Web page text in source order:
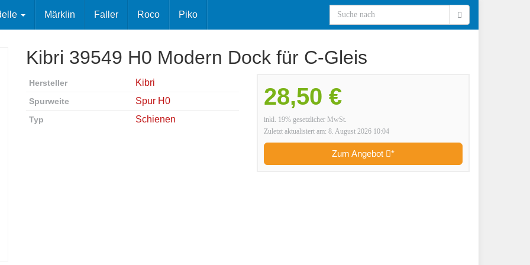
Märklin Faller Roco Piko
Kibri 39549 H0 Modern Dock für C-Gleis
28,50 €
inkl. 19% gesetzlicher MwSt.
Zuletzt aktualisiert am: 8. August 2026 10:04
Zum Angebot *
Hersteller Kibri
Spurweite Spur H0
Typ Schienen